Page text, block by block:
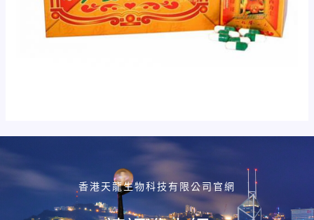
香港天龍生物科技有限公司官網